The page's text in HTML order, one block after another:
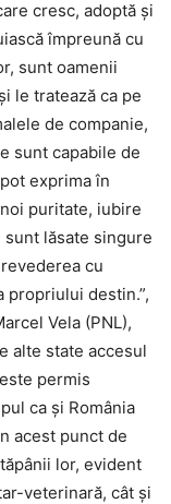
cresc, adoptă şi
împreună cu
sunt oamenii
le tratează ca pe
de companie,
sunt capabile de
exprima în
puritate, iubire
sunt lăsate singure
cu
propriului destin.”,
Vela (PNL),
alte state accesul
permis
ca şi România
acest punct de
lor, evident
veterinară, cât şi